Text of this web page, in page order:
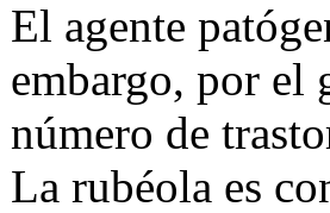
El agente
embargo, por el
número de
La rubéola es